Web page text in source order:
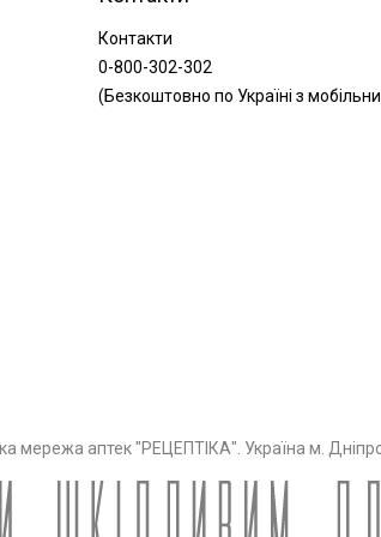
Контакти
0-800-302-302
(Безкоштовно по Україні з
мережа аптек "РЕЦЕПТІКА". Україна м.